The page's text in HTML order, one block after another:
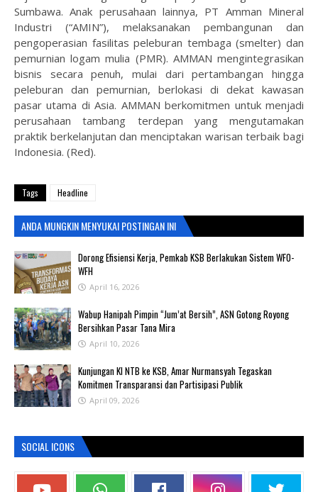
Sumbawa. Anak perusahaan lainnya, PT Amman Mineral
Industri (“AMIN”), melaksanakan pembangunan dan
pengoperasian fasilitas peleburan tembaga (smelter) dan
pemurnian logam mulia (PMR). AMMAN mengintegrasikan
bisnis secara penuh, mulai dari pertambangan hingga
peleburan dan pemurnian, berlokasi di dekat kawasan
pasar utama di Asia. AMMAN berkomitmen untuk menjadi
perusahaan tambang terdepan yang mengutamakan
praktik berkelanjutan dan menciptakan warisan terbaik bagi
Indonesia. (Red).
Tags Headline
ANDA MUNGKIN MENYUKAI POSTINGAN INI
‎Dorong Efisiensi Kerja, Pemkab KSB Berlakukan Sistem WFO-
WFH ‎
April 16, 2026
Wabup Hanipah Pimpin “Jum’at Bersih”, ASN Gotong Royong
Bersihkan Pasar Tana Mira
April 10, 2026
Kunjungan KI NTB ke KSB, Amar Nurmansyah Tegaskan
Komitmen Transparansi dan Partisipasi Publik
April 09, 2026
SOCIAL ICONS